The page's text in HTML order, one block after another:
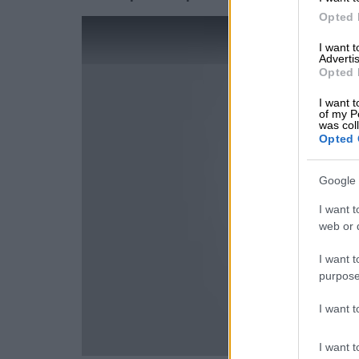
Opted
I want
Opted
I want
of my
was
Opted
Google
I want
web or
I want
I want
I want